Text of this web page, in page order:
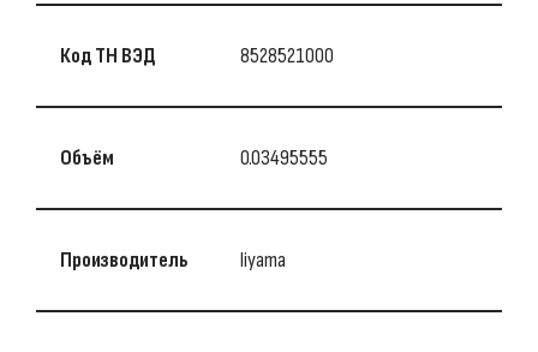
Код ТН ВЭД 8528521000
Объём 0.03495555
Производитель Iiyama